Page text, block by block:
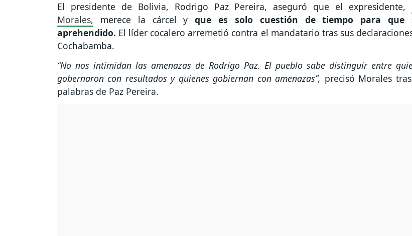
El presidente de Bolivia, Rodrigo Paz Pereira, aseguró que el expresidente,
Morales, merece la cárcel y que es solo cuestión de tiempo para que
aprehendido. El líder cocalero arremetió contra el mandatario tras sus
Cochabamba.
“No nos intimidan las amenazas de Rodrigo Paz. El pueblo sabe distinguir entre
gobernaron con resultados y quienes gobiernan con amenazas”, precisó Morales
palabras de Paz Pereira.